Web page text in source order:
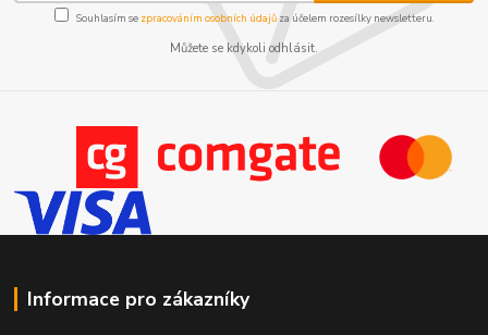
Souhlasím se zpracováním osobních údajůza účelem rozesílky newsletteru.
Můžete se kdykoli odhlásit.
Informace pro zákazníky